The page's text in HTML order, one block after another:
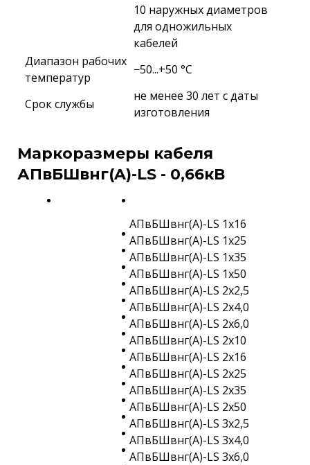
10 наружных диаметров
для одножильных
кабелей
Диапазон рабочих
температур
−50...+50 °C
Срок службы
не менее 30 лет с даты
изготовления
Маркоразмеры кабеля
АПвБШвнг(A)-LS - 0,66кВ
АПвБШвнг(A)-LS 1х16
АПвБШвнг(A)-LS 1х25
АПвБШвнг(A)-LS 1х35
АПвБШвнг(A)-LS 1х50
АПвБШвнг(A)-LS 2х2,5
АПвБШвнг(A)-LS 2х4,0
АПвБШвнг(A)-LS 2х6,0
АПвБШвнг(A)-LS 2х10
АПвБШвнг(A)-LS 2х16
АПвБШвнг(A)-LS 2х25
АПвБШвнг(A)-LS 2х35
АПвБШвнг(A)-LS 2х50
АПвБШвнг(A)-LS 3х2,5
АПвБШвнг(A)-LS 3х4,0
АПвБШвнг(A)-LS 3х6,0